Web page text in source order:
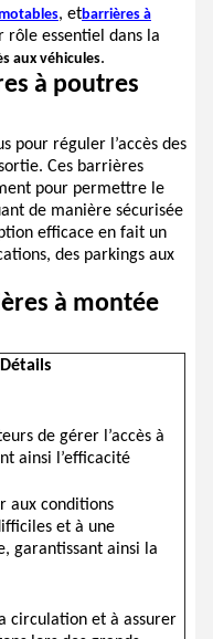
, etbarrières à
rôle essentiel dans la
aux véhicules.
à poutres
pour réguler l’accès des
Ces barrières
pour permettre le
de manière sécurisée
efficace en fait un
des parkings aux
à montée
Détails
de gérer l’accès à
ainsi l’efficacité
aux conditions
et à une
garantissant ainsi la
circulation et à assurer